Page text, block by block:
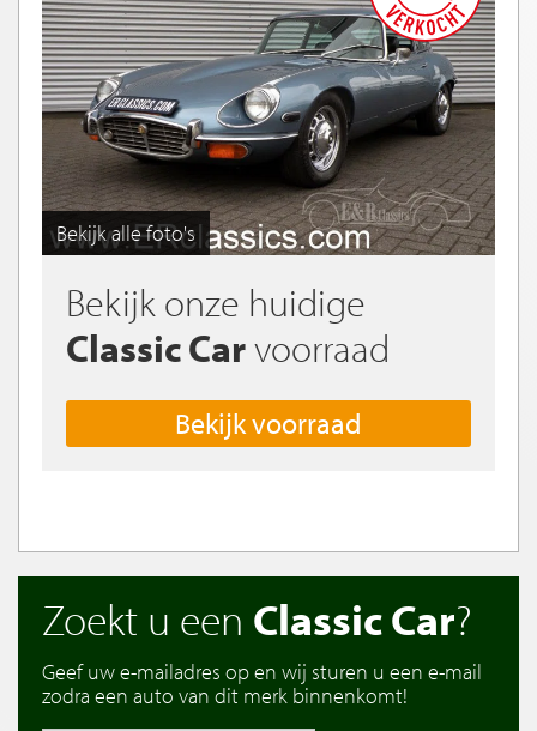
Bekijk alle foto's
Bekijk onze huidige
Classic Carvoorraad
Bekijk voorraad
Zoekt u een Classic Car?
Geef uw e-mailadres op en wij sturen u een e-mail
zodra een auto van dit merk binnenkomt!